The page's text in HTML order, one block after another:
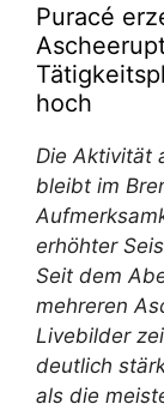
Puracé
hoch
Die Aktivität
bleibt im
erhöhter
Seit dem
mehreren
Livebilder
deutlich
als die